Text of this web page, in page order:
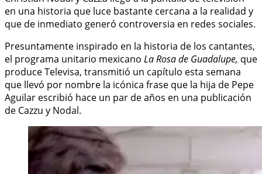
en una historia que luce bastante cercana a la realidad y
que de inmediato generó controversia en redes sociales.
Presuntamente inspirado en la historia de los cantantes,
el programa unitario mexicano La Rosa de Guadalupe, que
produce Televisa, transmitió un capítulo esta semana
que llevó por nombre la icónica frase que la hija de Pepe
Aguilar escribió hace un par de años en una publicación
de Cazzu y Nodal.